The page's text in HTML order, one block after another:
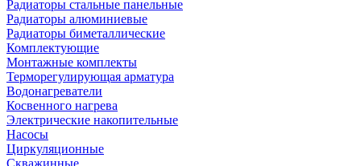
Радиаторы стальные панельные
Радиаторы алюминиевые
Радиаторы биметаллические
Комплектующие
Монтажные комплекты
Терморегулирующая арматура
Водонагреватели
Косвенного нагрева
Электрические накопительные
Насосы
Циркуляционные
Скважинные